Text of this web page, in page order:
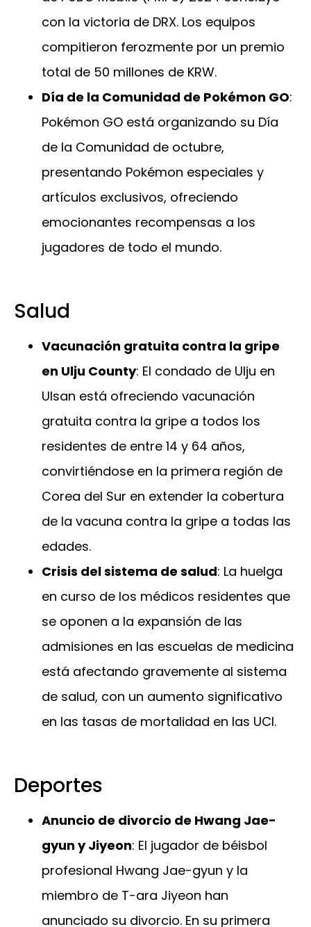
con la victoria de DRX. Los equipos
compitieron ferozmente por un premio
total de 50 millones de KRW.
Día de la Comunidad de Pokémon GO:
Pokémon GO está organizando su Día
de la Comunidad de octubre,
presentando Pokémon especiales y
artículos exclusivos, ofreciendo
emocionantes recompensas a los
jugadores de todo el mundo.
Salud
Vacunación gratuita contra la gripe
en Ulju County: El condado de Ulju en
Ulsan está ofreciendo vacunación
gratuita contra la gripe a todos los
residentes de entre 14 y 64 años,
convirtiéndose en la primera región de
Corea del Sur en extender la cobertura
de la vacuna contra la gripe a todas las
edades.
Crisis del sistema de salud: La huelga
en curso de los médicos residentes que
se oponen a la expansión de las
admisiones en las escuelas de medicina
está afectando gravemente al sistema
de salud, con un aumento significativo
en las tasas de mortalidad en las UCI.
Deportes
Anuncio de divorcio de Hwang Jae-
gyun y Jiyeon: El jugador de béisbol
profesional Hwang Jae-gyun y la
miembro de T-ara Jiyeon han
anunciado su divorcio. En su primera